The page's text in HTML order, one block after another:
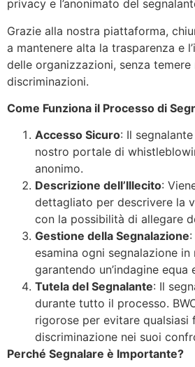
privacy e l’anonimato del
Grazie alla nostra piattaforma,
a mantenere alta la trasparenza e
delle organizzazioni, senza
discriminazioni.
Come Funziona il Processo di
Accesso Sicuro: Il
nostro portale di
anonimo.
Descrizione dell’Illecito:
dettagliato per descrivere la
con la possibilità di allegare
Gestione della Segnalazione
esamina ogni segnalazione
garantendo un’indagine equa
Tutela del Segnalante: Il
durante tutto il processo.
rigorose per evitare
discriminazione nei suoi
Perché Segnalare è Importante?